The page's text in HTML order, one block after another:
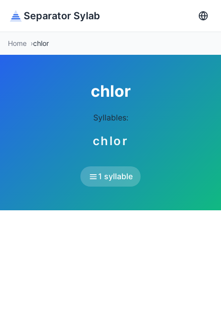
Separator Sylab
Home chlor
chlor
Syllables:
chlor
1 syllable